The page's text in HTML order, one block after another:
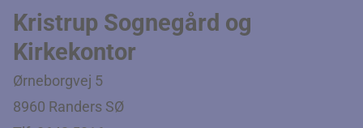
Kristrup Sognegård og
Kirkekontor
Ørneborgvej 5
8960 Randers SØ